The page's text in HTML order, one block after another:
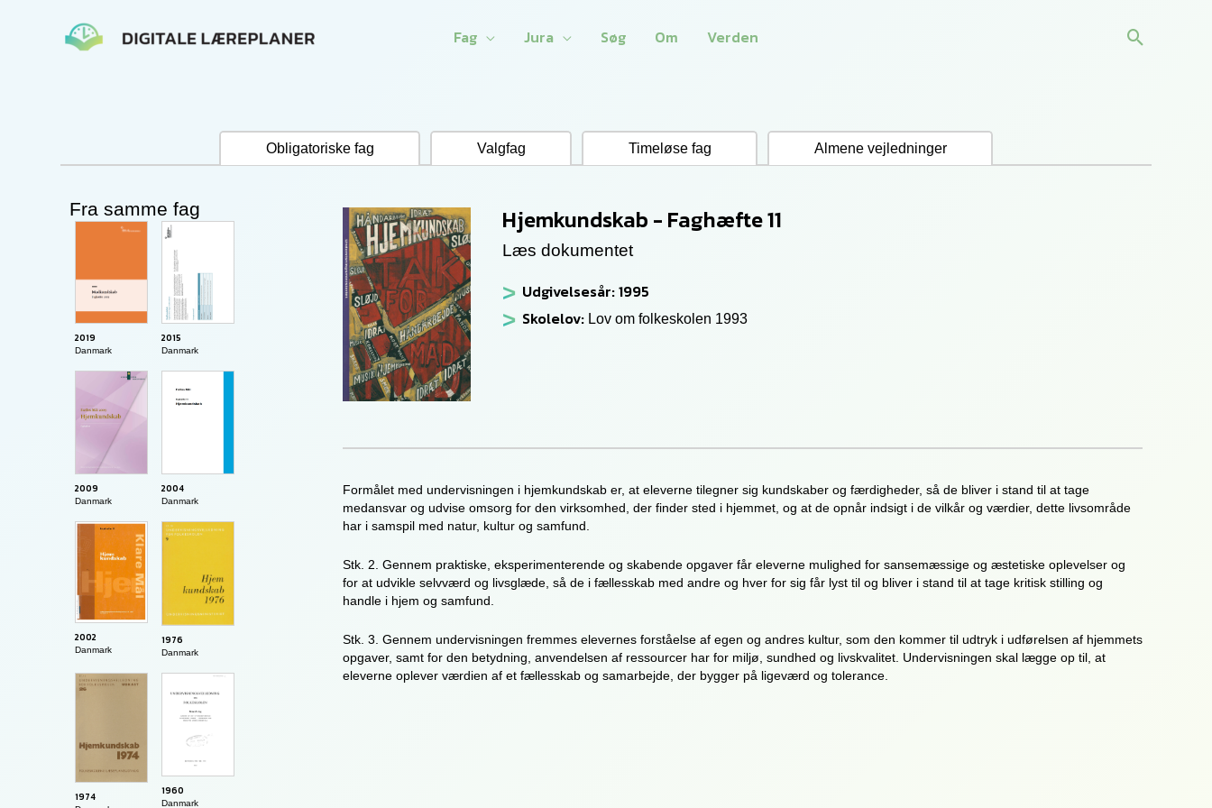
Fag Jura Søg Om Verden Søg
Obligatoriske fag Valgfag Timeløse fag Almene vejledninger
Fra samme fag
2019
Danmark
2015
Danmark
2009
Danmark
2004
Danmark
2002
Danmark
1976
Danmark
1974
1960
Danmark
Hjemkundskab - Faghæfte 11
Læs dokumentet
Udgivelsesår: 1995
Skolelov: Lov om folkeskolen 1993
Formålet med undervisningen i hjemkundskab er, at eleverne tilegner sig kundskaber og færdigheder, så de bliver i stand til at tage
medansvar og udvise omsorg for den virksomhed, der finder sted i hjemmet, og at de opnår indsigt i de vilkår og værdier, dette livsområde
har i samspil med natur, kultur og samfund.
Stk. 2. Gennem praktiske, eksperimenterende og skabende opgaver får eleverne mulighed for sansemæssige og æstetiske oplevelser og
for at udvikle selvværd og livsglæde, så de i fællesskab med andre og hver for sig får lyst til og bliver i stand til at tage kritisk stilling og
handle i hjem og samfund.
Stk. 3. Gennem undervisningen fremmes elevernes forståelse af egen og andres kultur, som den kommer til udtryk i udførelsen af hjemmets
opgaver, samt for den betydning, anvendelsen af ressourcer har for miljø, sundhed og livskvalitet. Undervisningen skal lægge op til, at
eleverne oplever værdien af et fællesskab og samarbejde, der bygger på ligeværd og tolerance.